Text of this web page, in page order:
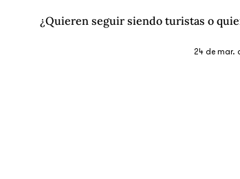
¿Quieren seguir siendo turistas o
24 de mar.